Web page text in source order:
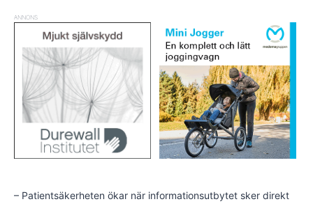
ANNONS
– Patientsäkerheten ökar när informationsutbytet sker direkt